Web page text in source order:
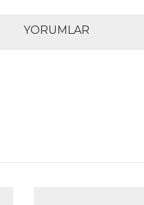
YORUMLAR
ve diğer konularda